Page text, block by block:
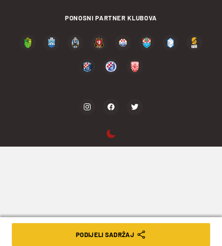
PODIJELI SADRŽAJ
PONOSNI PARTNER KLUBOVA